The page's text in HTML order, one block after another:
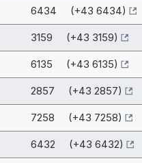
6434 (+43 6434)
3159 (+43 3159)
6135 (+43 6135)
2857 (+43 2857)
7258 (+43 7258)
6432 (+43 6432)